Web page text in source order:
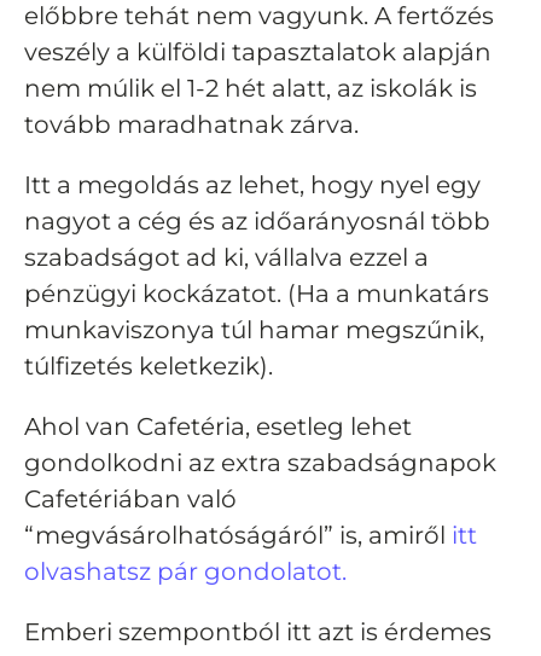
előbbre tehát nem vagyunk. A fertőzés
veszély a külföldi tapasztalatok alapján
nem múlik el 1-2 hét alatt, az iskolák is
tovább maradhatnak zárva.
Itt a megoldás az lehet, hogy nyel egy
nagyot a cég és az időarányosnál több
szabadságot ad ki, vállalva ezzel a
pénzügyi kockázatot. (Ha a munkatárs
munkaviszonya túl hamar megszűnik,
túlfizetés keletkezik).
Ahol van Cafetéria, esetleg lehet
gondolkodni az extra szabadságnapok
Cafetériában való
“megvásárolhatóságáról” is, amiről itt
olvashatsz pár gondolatot.
Emberi szempontból itt azt is érdemes